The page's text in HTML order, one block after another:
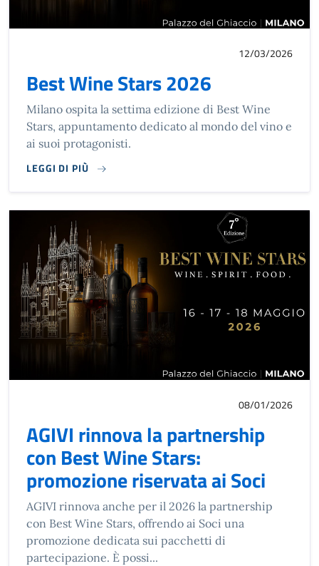
12/03/2026
Best Wine Stars 2026
Milano ospita la settima edizione di Best Wine
Stars, appuntamento dedicato al mondo del vino e
ai suoi protagonisti.
LEGGI DI PIÙ
08/01/2026
AGIVI rinnova la partnership
con Best Wine Stars:
promozione riservata ai Soci
AGIVI rinnova anche per il 2026 la partnership
con Best Wine Stars, offrendo ai Soci una
promozione dedicata sui pacchetti di
partecipazione. È possi...